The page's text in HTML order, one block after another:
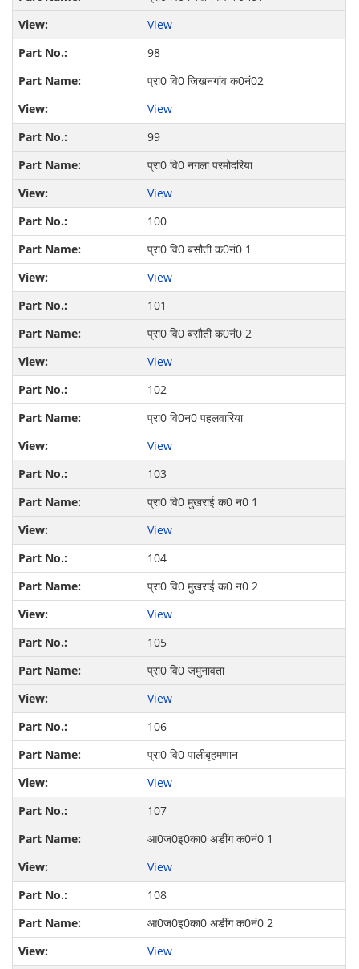
View
98
प्रा0 वि0 जिखनगांव क0नं02
View
99
प्रा0 वि0 नगला परमोदरिया
View
100
प्रा0 वि0 बसौती क0नं0 1
View
101
प्रा0 वि0 बसौती क0नं0 2
View
102
प्रा0 वि0न0 पहलवारिया
View
103
प्रा0 वि0 मुखराई क0 न0 1
View
104
प्रा0 वि0 मुखराई क0 न0 2
View
105
प्रा0 वि0 जमुनावता
View
106
प्रा0 वि0 पालीबृहमणान
View
107
आ0ज0इ0का0 अडींग क0नं0 1
View
108
आ0ज0इ0का0 अडींग क0नं0 2
View